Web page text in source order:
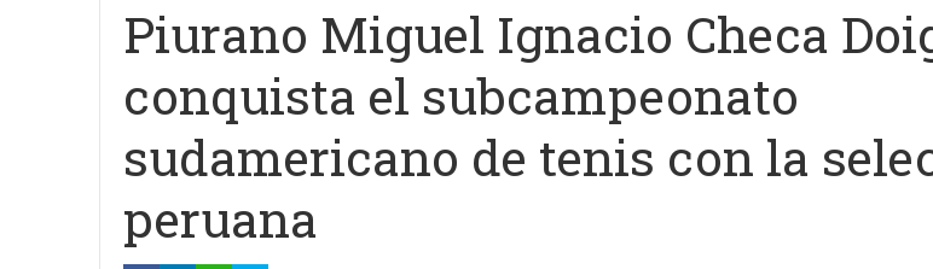
Piurano Miguel Ignacio Checa
conquista el subcampeonato
sudamericano de tenis con la
peruana